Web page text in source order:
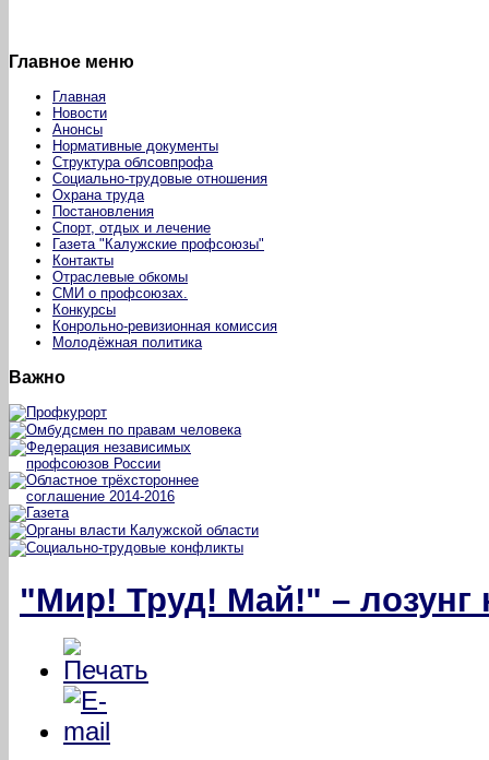
Главное меню
Главная
Новости
Анонсы
Нормативные документы
Структура облсовпрофа
Социально-трудовые отношения
Охрана труда
Постановления
Спорт, отдых и лечение
Газета "Калужские профсоюзы"
Контакты
Отраслевые обкомы
СМИ о профсоюзах.
Конкурсы
Конрольно-ревизионная комиссия
Молодёжная политика
Важно
"Мир! Труд! Май!" – лозунг